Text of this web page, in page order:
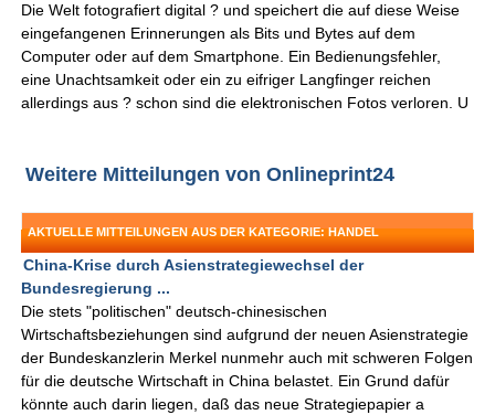
Die Welt fotografiert digital ? und speichert die auf diese Weise
eingefangenen Erinnerungen als Bits und Bytes auf dem
Computer oder auf dem Smartphone. Ein Bedienungsfehler,
eine Unachtsamkeit oder ein zu eifriger Langfinger reichen
allerdings aus ? schon sind die elektronischen Fotos verloren. U
Weitere Mitteilungen von Onlineprint24
AKTUELLE MITTEILUNGEN AUS DER KATEGORIE: HANDEL
China-Krise durch Asienstrategiewechsel der
Bundesregierung ...
Die stets "politischen" deutsch-chinesischen
Wirtschaftsbeziehungen sind aufgrund der neuen Asienstrategie
der Bundeskanzlerin Merkel nunmehr auch mit schweren Folgen
für die deutsche Wirtschaft in China belastet. Ein Grund dafür
könnte auch darin liegen, daß das neue Strategiepapier a